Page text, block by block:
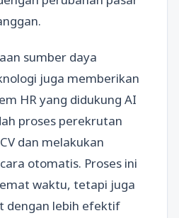
sumber daya
juga memberikan
HR yang didukung AI
proses perekrutan
dan melakukan
otomatis. Proses ini
waktu, tetapi juga
dengan lebih efektif